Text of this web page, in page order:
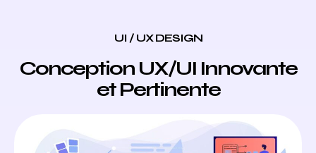
UI / UX DESIGN
Conception UX/UI Innovante
et Pertinente